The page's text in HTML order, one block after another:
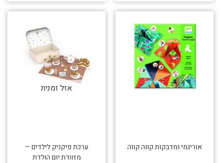
אוריגמי ומדבקות קווה קווה
אזל זמנית
ערכת פיקניק לילדים –
מזוודת יום הולדת